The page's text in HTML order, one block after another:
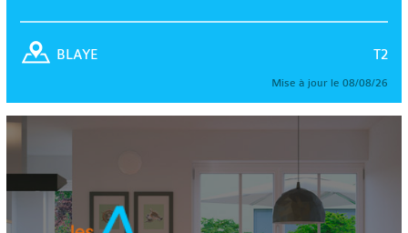
T2
BLAYE
Mise à jour le 08/08/26